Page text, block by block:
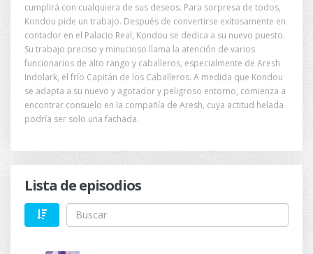
cumplirá con cualquiera de sus deseos. Para sorpresa de todos,
Kondou pide un trabajo. Después de convertirse exitosamente en
contador en el Palacio Real, Kondou se dedica a su nuevo puesto.
Su trabajo preciso y minucioso llama la atención de varios
funcionarios de alto rango y caballeros, especialmente de Aresh
Indolark, el frío Capitán de los Caballeros. A medida que Kondou
se adapta a su nuevo y agotador y peligroso entorno, comienza a
encontrar consuelo en la compañía de Aresh, cuya actitud helada
podría ser solo una fachada.
Lista de episodios